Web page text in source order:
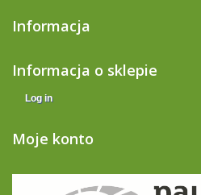
Informacja
Informacja o sklepie
Log in
Moje konto